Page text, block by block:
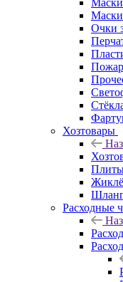
Маски
Очки
Хозтовары
Расходные